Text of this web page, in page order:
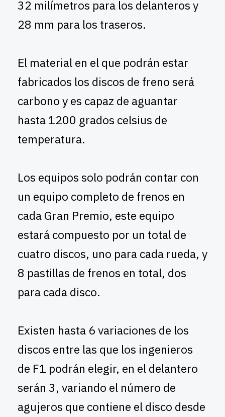
32 milímetros para los delanteros y
28 mm para los traseros.
El material en el que podrán estar
fabricados los discos de freno será
carbono y es capaz de aguantar
hasta 1200 grados celsius de
temperatura.
Los equipos solo podrán contar con
un equipo completo de frenos en
cada Gran Premio, este equipo
estará compuesto por un total de
cuatro discos, uno para cada rueda, y
8 pastillas de frenos en total, dos
para cada disco.
Existen hasta 6 variaciones de los
discos entre las que los ingenieros
de F1 podrán elegir, en el delantero
serán 3, variando el número de
agujeros que contiene el disco desde